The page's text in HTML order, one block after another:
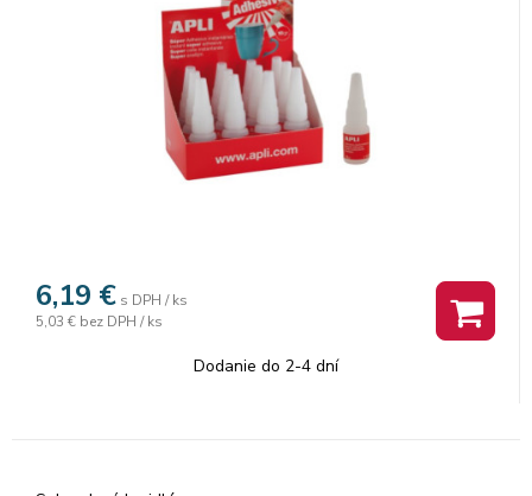
6,19 € s DPH / ks
5,03 € bez DPH / ks
Dodanie do 2-4 dní